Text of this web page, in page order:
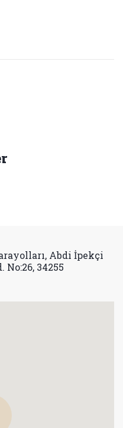
Abdi İpekçi
No:26, 34255